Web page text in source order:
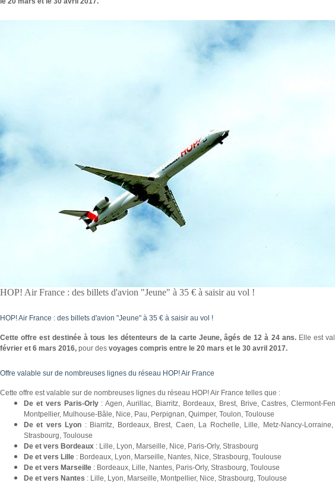
HOP! Air France : des billets d'avion "Jeune" à 35 € à saisir au vol !
HOP! Air France : des billets d'avion "Jeune" à 35 € à saisir au vol !
Cette offre est destinée à tous les détenteurs de la carte Jeune, âgés de 12 à 24 ans.Elle est
février et 6 mars 2016, pour des voyages compris entre le 20 mars et le 30 avril 2017.
Offre valable sur de nombreuses lignes du réseau HOP! Air France
Cette offre est valable sur de nombreuses lignes du réseau HOP! Air France telles que :
De et vers Paris-Orly: Agen, Aurillac, Biarritz, Bordeaux, Brest, Brive, Castres, Clermont-
Montpellier, Mulhouse-Bâle, Nice, Pau, Perpignan, Quimper, Toulon, Toulouse
De et vers Lyon : Biarritz, Bordeaux, Brest, Caen, La Rochelle, Lille, Metz-Nancy-
Strasbourg, Toulouse
De et vers Bordeaux : Lille, Lyon, Marseille, Nice, Paris-Orly, Strasbourg
De et vers Lille : Bordeaux, Lyon, Marseille, Nantes, Nice, Strasbourg, Toulouse
De et vers Marseille : Bordeaux, Lille, Nantes, Paris-Orly, Strasbourg, Toulouse
De et vers Nantes : Lille, Lyon, Marseille, Montpellier, Nice, Strasbourg, Toulouse